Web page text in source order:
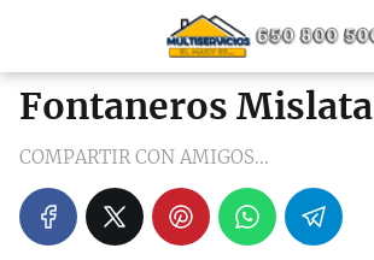
Fontaneros Mislata
COMPARTIR CON AMIGOS...